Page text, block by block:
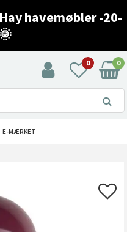
havemøbler -20-
0 0
E-MÆRKET